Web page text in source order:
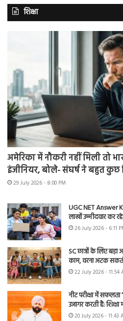
शिक्षा
अमेरिका में नौकरी नहीं मिली तो
इंजीनियर, बोले- संघर्ष ने बहुत कुछ
29 July 2026 - 8:00 PM
UGC NET Answer
लाखों उम्मीदवार कर
26 July 2026 - 6:11
SC छात्रों के लिए
काम, वरना अटक
22 July 2026 - 11:54
नीट परीक्षा में सफलता
उजागर करती है: शिक्षा
20 July 2026 - 11:43